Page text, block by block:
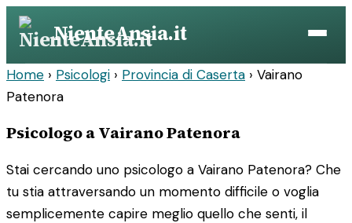
Vai
contenuto
NienteAnsia.it
Home › Psicologi › Provincia di Caserta › Vairano
Patenora
Psicologo a Vairano Patenora
Stai cercando uno psicologo a Vairano Patenora? Che
tu stia attraversando un momento difficile o voglia
semplicemente capire meglio quello che senti, il